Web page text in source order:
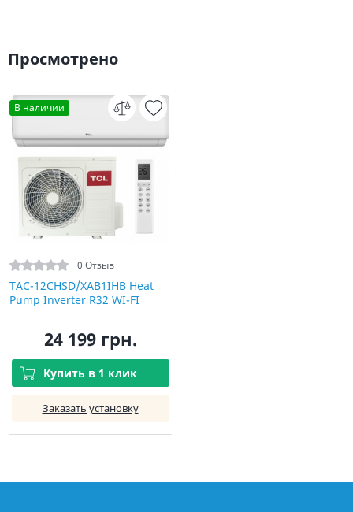
Просмотрено
В наличии
0 Отзыв
TAC-12CHSD/XAB1IHB Heat
Pump Inverter R32 WI-FI
24 199 грн.
Купить в 1 клик
Заказать установку